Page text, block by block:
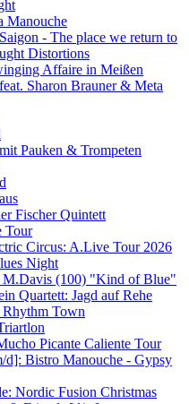
Manouche
- The place we return to
Distortions
Affaire in Meißen
Sharon Brauner & Meta
Pauken & Trompeten
Fischer Quintett
Tour
Circus: A.Live Tour 2026
Night
M.Davis (100) "Kind of Blue"
Quartett: Jagd auf Rehe
Town
Picante Caliente Tour
d]: Bistro Manouche - Gypsy
Nordic Fusion Christmas